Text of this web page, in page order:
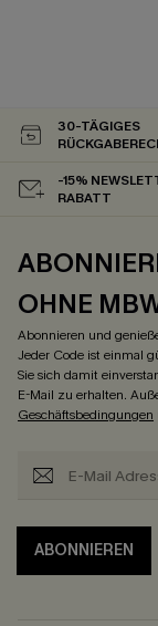
30-TÄGIGES
-15%
RABATT
OHNE
Abonnieren und
Jeder Code ist einmal
Sie sich damit
E-Mail zu erhalten.
Geschäftsbedingungen
ABONNIEREN